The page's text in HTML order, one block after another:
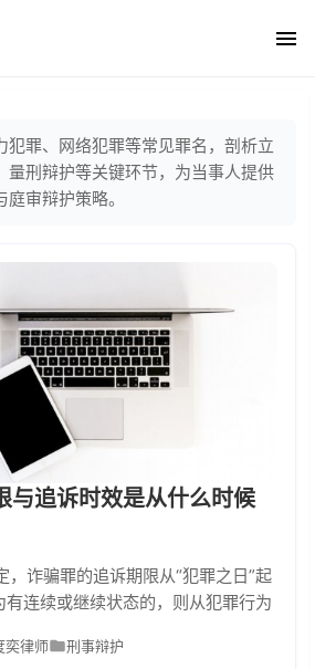
犯罪、网络犯罪等常见罪名，剖析立
量刑辩护等关键环节，为当事人提供
审辩护策略。
与追诉时效是从什么时候
，诈骗罪的追诉期限从“犯罪之日”起
连续或继续状态的，则从犯罪行为
续状态”则适用于多次诈骗或长期诈
奕律师 刑事辩护